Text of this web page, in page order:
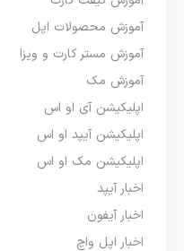
آموزش محصولات اپل
آموزش مستر کارت و ویزا
آموزش مک
اپلیکیشن آی او اس
اپلیکیشن آیپد او اس
اپلیکیشن مک او اس
اخبار آیپد
اخبار آیفون
اخبار اپل واچ